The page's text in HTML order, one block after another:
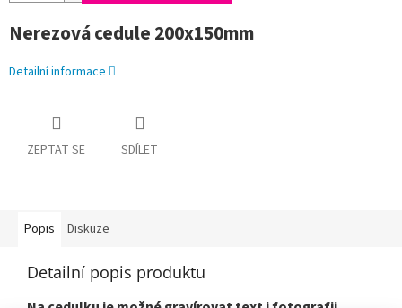
Nerezová cedule 200x150mm
Detailní informace
ZEPTAT SE SDÍLET
Popis Diskuze
Detailní popis produktu